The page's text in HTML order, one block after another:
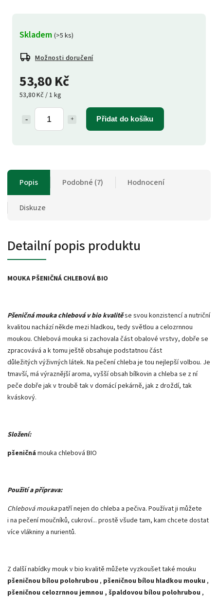
53,80 Kč
53,80 Kč / 1 kg
Přidat do košíku
Skladem (>5 ks)
Možnosti doručení
Popis Podobné (7) Hodnocení
Diskuze
Detailní popis produktu
MOUKA PŠENIČNÁ CHLEBOVÁ BIO
Pšeničná mouka chlebová v bio kvalitěse svou konzistencí a nutriční
kvalitou nachází někde mezi hladkou, tedy světlou a celozrnnou
moukou. Chlebová mouka si zachovala část obalové vrstvy, dobře se
zpracovává a k tomu ještě obsahuje podstatnou část
důležitých výživných látek. Na pečení chleba je tou nejlepší volbou. Je
tmavší, má výraznější aroma, vyšší obsah bílkovin a chleba se z ní
peče dobře jak v troubě tak v domácí pekárně, jak z droždí, tak
kváskový.
Složení:
pšeničná mouka chlebová BIO
Použití a příprava:
Chlebová moukapatří nejen do chleba a pečiva. Používat ji můžete
i na pečení moučníků, cukroví... prostě všude tam, kam chcete dostat
více vlákniny a nurientů.
Z další nabídky mouk v bio kvalitě můžete vyzkoušet také mouku
pšeničnou bílou polohrubou , pšeničnou bílou hladkou mouku ,
pšeničnou celozrnnou jemnou , špaldovou bílou polohrubou ,